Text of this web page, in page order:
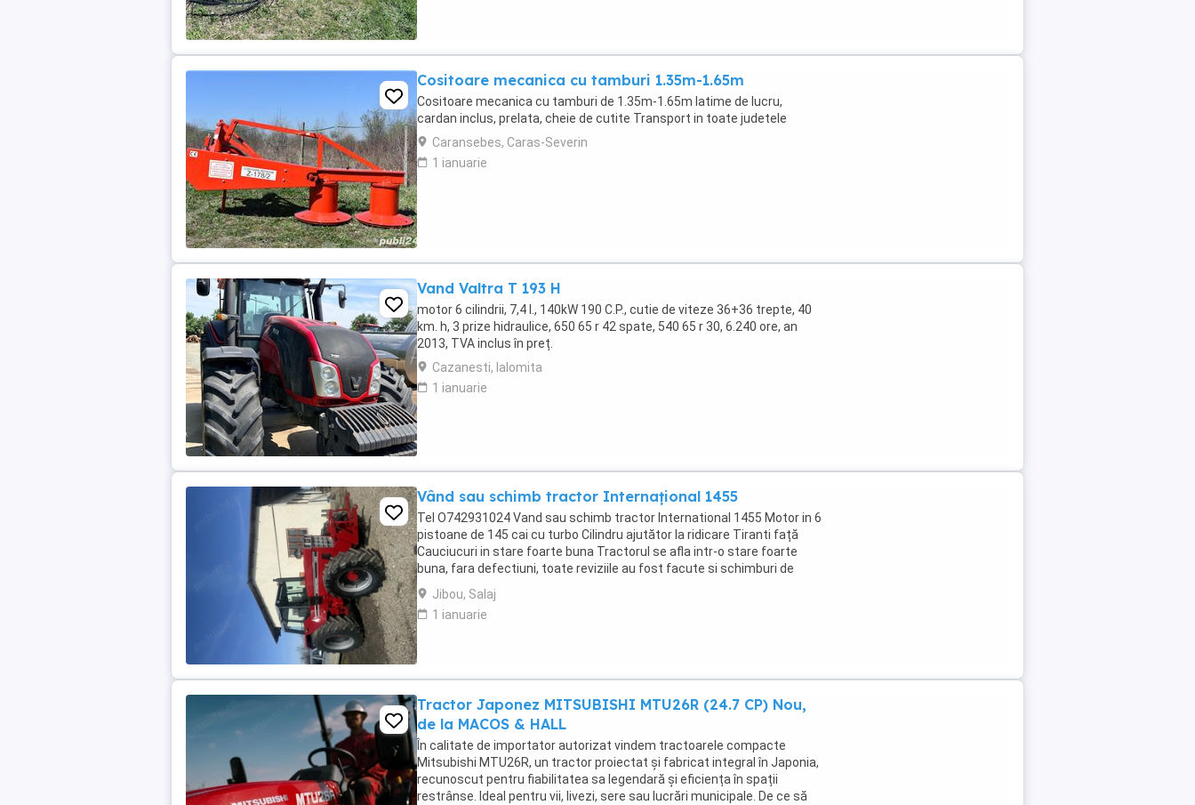
Cositoare mecanica cu tamburi 1.35m-1.65m
Cositoare mecanica cu tamburi de 1.35m-1.65m latime de lucru,
cardan inclus, prelata, cheie de cutite Transport in toate judetele
Caransebes, Caras-Severin
1 ianuarie
Vand Valtra T 193 H
motor 6 cilindrii, 7,4 l., 140kW 190 C.P., cutie de viteze 36+36 trepte, 40
km. h, 3 prize hidraulice, 650 65 r 42 spate, 540 65 r 30, 6.240 ore, an
2013, TVA inclus în preț.
Cazanesti, Ialomita
1 ianuarie
Vând sau schimb tractor Internațional 1455
Tel O742931024 Vand sau schimb tractor International 1455 Motor in 6
pistoane de 145 cai cu turbo Cilindru ajutător la ridicare Tiranti față
Cauciucuri in stare foarte buna Tractorul se afla intr-o stare foarte
buna, fara defectiuni, toate reviziile au fost facute si schimburi de
consumabile, nu necesita ...
Jibou, Salaj
1 ianuarie
Tractor Japonez MITSUBISHI MTU26R (24.7 CP) Nou,
de la MACOS & HALL
În calitate de importator autorizat vindem tractoarele compacte
Mitsubishi MTU26R, un tractor proiectat și fabricat integral în Japonia,
recunoscut pentru fiabilitatea sa legendară și eficiența în spații
restrânse. Ideal pentru vii, livezi, sere sau lucrări municipale. De ce să